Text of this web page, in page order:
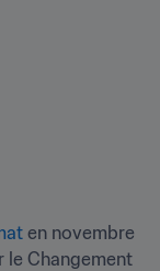
en novembre
le Changement